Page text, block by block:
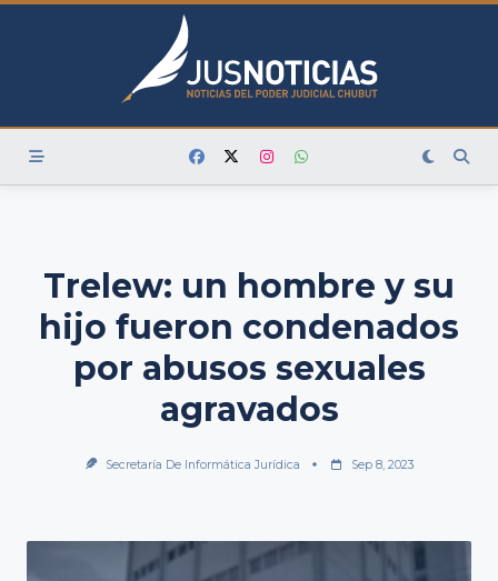
Skip
Trelew: un hombre y su
hijo fueron condenados
por abusos sexuales
agravados
Secretaría De Informática Jurídica Sep 8, 2023